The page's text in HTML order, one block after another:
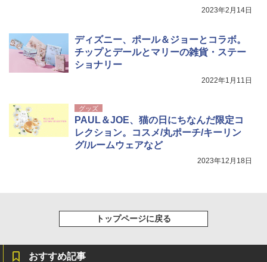
[キャンパーズコレクション 山善] 傘みたいに
広げるだけ パッとサッとテント キューブワ
イドプラス ブラックコーティング フルクロ
ーズ メッシュ 5人用 簡単設置 ポップアップ
￥15,990
着替えテント トイレテント 透けない【換気
通気窓付き】収納袋付き UVカット 防水 防災
コンパクト iimono117 (ブルー)
2023年2月14日
ディズニー、ポール＆ジョーとコラボ。
チップとデールとマリーの雑貨・ステー
ショナリー
2022年1月11日
グッズ
PAUL＆JOE、猫の日にちなんだ限定コ
レクション。コスメ/丸ポーチ/キーリン
グ/ルームウェアなど
2023年12月18日
トップページに戻る
おすすめ記事